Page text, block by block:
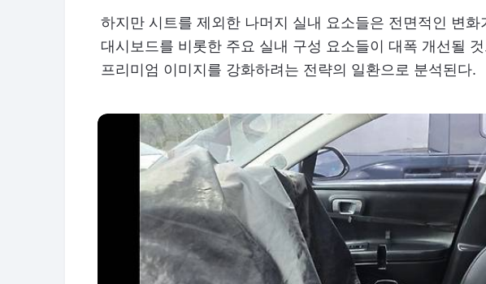
하지만 시트를 제외한 나머지 실내 요소들은 전면적인 변화
대시보드를 비롯한 주요 실내 구성 요소들이 대폭 개선될
프리미엄 이미지를 강화하려는 전략의 일환으로 분석된다.